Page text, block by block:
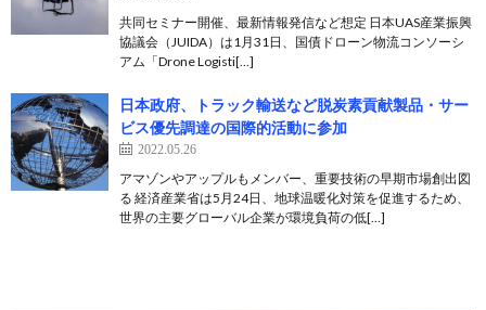
共同セミナー開催、最新情報発信など想定 日本UAS産業振興
協議会（JUIDA）は1月31日、国債ドローン物流コンソーシ
アム「Drone Logisti[…]
日本政府、トラック輸送など脱炭素貢献製品・サー
ビス優先調達の国際的活動に参加
2022.05.26
アマゾンやアップルもメンバー、重要技術の早期市場創出図
る 経済産業省は5月24日、地球温暖化対策を促進するため、
世界の主要グローバル企業が環境負荷の低[…]